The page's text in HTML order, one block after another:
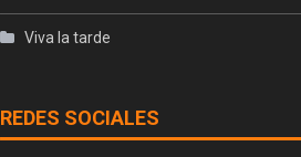
Viva la tarde
REDES SOCIALES